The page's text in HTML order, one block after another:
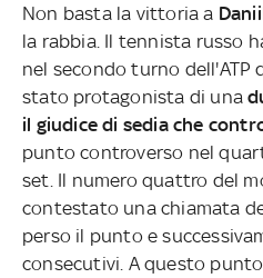
Non basta la vittoria a
la rabbia. Il tennista russo
nel secondo turno dell'ATP
stato protagonista di una
il giudice di sedia che
punto controverso nel
set. Il numero quattro del
contestato una chiamata
perso il punto e
consecutivi. A questo punto